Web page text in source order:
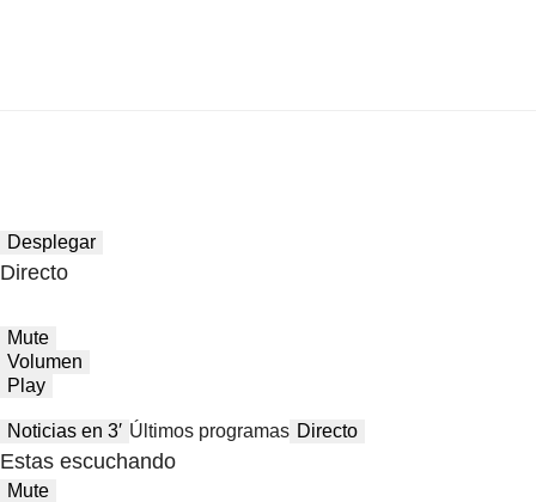
Desplegar
Directo
Mute
Volumen
Play
Noticias en 3′ Últimos programas Directo
Estas escuchando
Mute